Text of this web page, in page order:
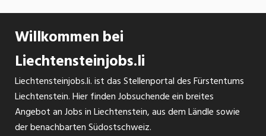
Willkommen bei
Liechtensteinjobs.li
Liechtensteinjobs.li. ist das Stellenportal des Fürstentums
Liechtenstein. Hier finden Jobsuchende ein breites
Angebot an Jobs in Liechtenstein, aus dem Ländle sowie
der benachbarten Südostschweiz.